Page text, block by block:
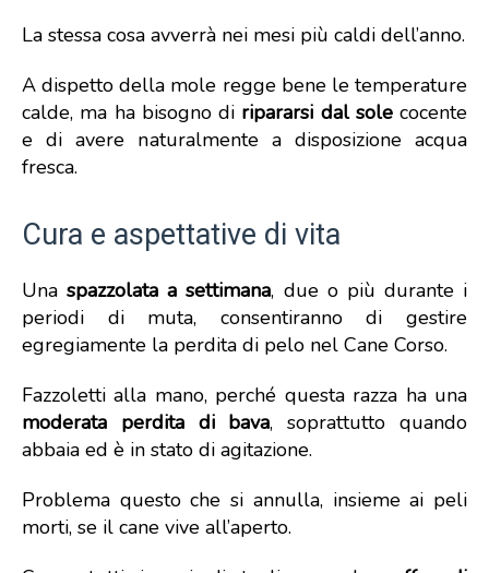
La stessa cosa avverrà nei mesi più caldi dell’anno.
A dispetto della mole regge bene le temperature
calde, ma ha bisogno di ripararsi dal solecocente
e di avere naturalmente a disposizione acqua
fresca.
Cura e aspettative di vita
Unaspazzolata a settimana, due o più durante i
periodi di muta, consentiranno di gestire
egregiamente la perdita di pelo nel Cane Corso.
Fazzoletti alla mano, perché questa razza ha una
moderata perdita di bava, soprattutto quando
abbaia ed è in stato di agitazione.
Problema questo che si annulla, insieme ai peli
morti, se il cane vive all’aperto.